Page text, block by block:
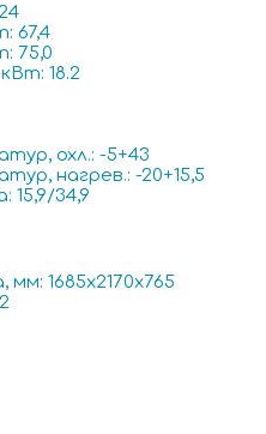
67,4
75,0
18.2
охл.: -5+43
нагрев.: -20+15,5
34,9
1685x2170x765